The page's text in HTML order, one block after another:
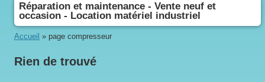
Réparation et maintenance - Vente neuf et
occasion - Location matériel industriel
Accueil » page compresseur
Rien de trouvé